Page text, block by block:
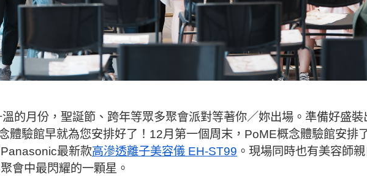
的月份，聖誕節、跨年等眾多聚會派對等著你／妳出場。準備好盛
體驗館早就為您安排好了！12月第一個周末，PoME概念體驗館安排
最新款高滲透離子美容儀 EH-ST99 。現場同時也有美容師
會中最閃耀的一顆星。